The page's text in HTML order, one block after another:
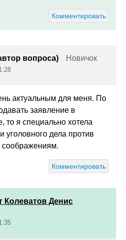
Комментировать
вопроса) Новичок
актуальным для меня. По
заявление в
то я специально хотела
уголовного дела против
соображениям.
Комментировать
Колеватов Денис